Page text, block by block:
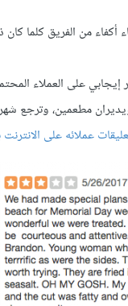
من الفريق كلما
على العملاء
مطعمين، وترجع
عملائه على